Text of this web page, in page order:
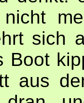
sich
Boot
aus